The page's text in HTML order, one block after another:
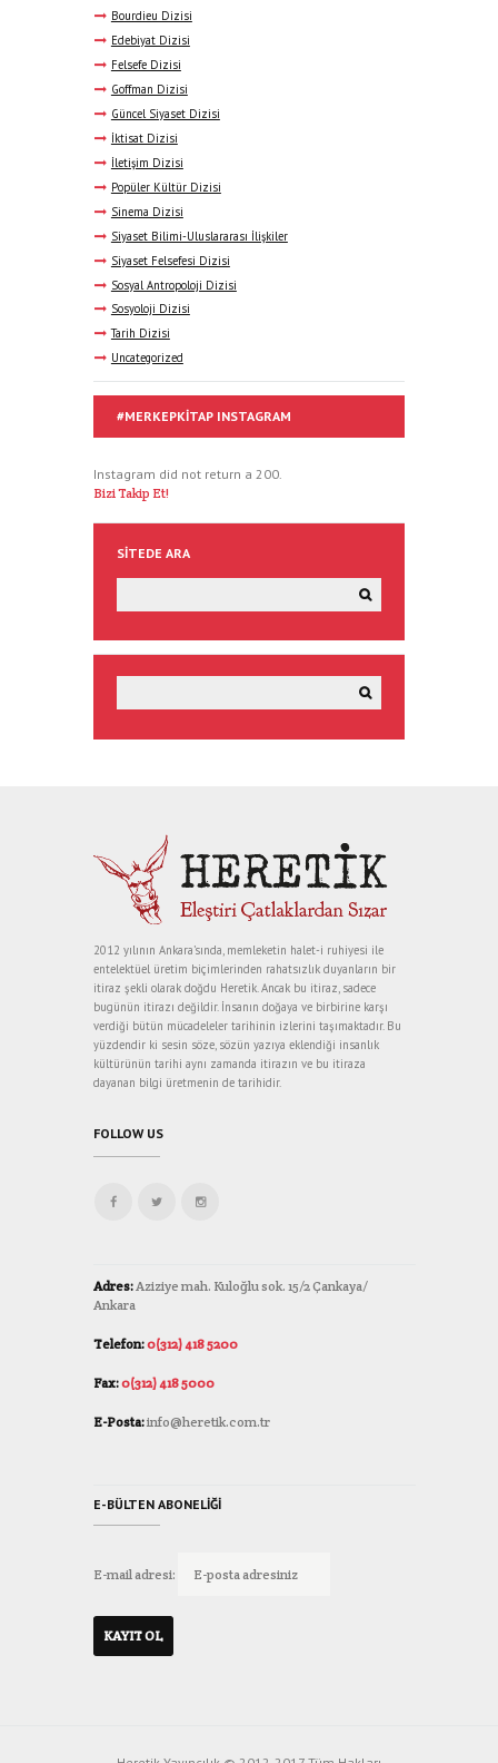
Bourdieu Dizisi
Edebiyat Dizisi
Felsefe Dizisi
Goffman Dizisi
Güncel Siyaset Dizisi
İktisat Dizisi
İletişim Dizisi
Popüler Kültür Dizisi
Sinema Dizisi
Siyaset Bilimi-Uluslararası İlişkiler
Siyaset Felsefesi Dizisi
Sosyal Antropoloji Dizisi
Sosyoloji Dizisi
Tarih Dizisi
Uncategorized
#MERKEPKITAP INSTAGRAM
Instagram did not return a 200.
Bizi Takip Et!
SITEDE ARA
2012 yılının Ankara’sında, memleketin halet-i ruhiyesi ile
entelektüel üretim biçimlerinden rahatsızlık duyanların bir
itiraz şekli olarak doğdu Heretik. Ancak bu itiraz, sadece
bugünün itirazı değildir. İnsanın doğaya ve birbirine karşı
verdiği bütün mücadeleler tarihinin izlerini taşımaktadır. Bu
yüzdendir ki sesin söze, sözün yazıya eklendiği insanlık
kültürünün tarihi aynı zamanda itirazın ve bu itiraza
dayanan bilgi üretmenin de tarihidir.
FOLLOW US
Adres:Aziziye mah. Kuloğlu sok. 15/2 Çankaya/
Ankara
Telefon:0(312) 418 5200
Fax:0(312) 418 5000
E-Posta:info@heretik.com.tr
E-BÜLTEN ABONELIĞI
E-mail adresi: